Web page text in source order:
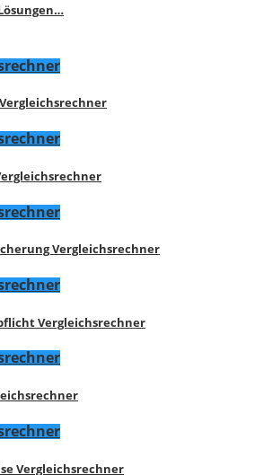
Vergleichsrechner
Vergleichsrechner
Vergleichsrechner